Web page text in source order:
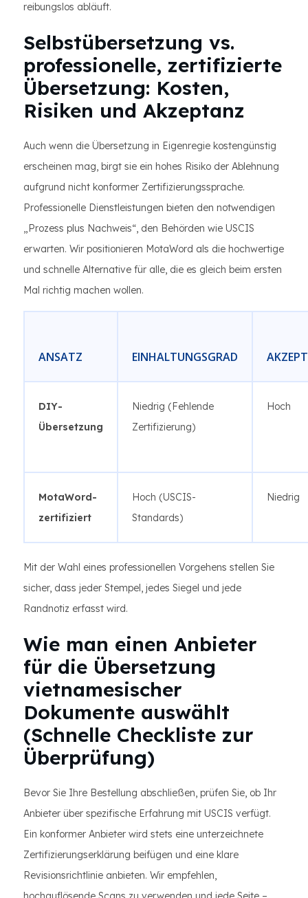
reibungslos abläuft.
Selbstübersetzung vs.
professionelle, zertifizierte
Übersetzung: Kosten,
Risiken und Akzeptanz
Auch wenn die Übersetzung in Eigenregie kostengünstig
erscheinen mag, birgt sie ein hohes Risiko der Ablehnung
aufgrund nicht konformer Zertifizierungssprache.
Professionelle Dienstleistungen bieten den notwendigen
„Prozess plus Nachweis“, den Behörden wie USCIS
erwarten. Wir positionieren MotaWord als die hochwertige
und schnelle Alternative für alle, die es gleich beim ersten
Mal richtig machen wollen.
ANSATZ EINHALTUNGSGRAD
DIY-
Übersetzung
Niedrig (Fehlende
Zertifizierung)
Hoch
MotaWord-
zertifiziert
Hoch (USCIS-
Standards)
Niedrig
Mit der Wahl eines professionellen Vorgehens stellen Sie
sicher, dass jeder Stempel, jedes Siegel und jede
Randnotiz erfasst wird.
Wie man einen Anbieter
für die Übersetzung
vietnamesischer
Dokumente auswählt
(Schnelle Checkliste zur
Überprüfung)
Bevor Sie Ihre Bestellung abschließen, prüfen Sie, ob Ihr
Anbieter über spezifische Erfahrung mit USCIS verfügt.
Ein konformer Anbieter wird stets eine unterzeichnete
Zertifizierungserklärung beifügen und eine klare
Revisionsrichtlinie anbieten. Wir empfehlen,